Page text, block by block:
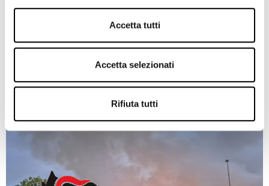
Accetta tutti
Accetta selezionati
Rifiuta tutti
AGGUATO A TERZIGNO: DUE FERITI